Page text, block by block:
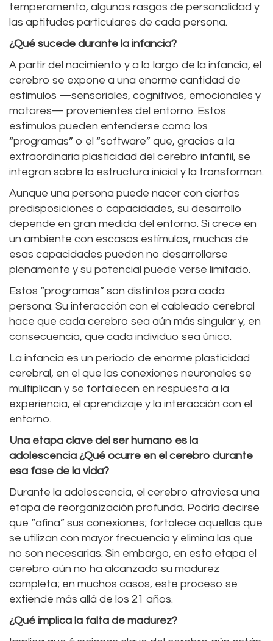
temperamento, algunos rasgos de personalidad y
las aptitudes particulares de cada persona.
¿Qué sucede durante la infancia?
A partir del nacimiento y a lo largo de la infancia, el
cerebro se expone a una enorme cantidad de
estímulos —sensoriales, cognitivos, emocionales y
motores— provenientes del entorno. Estos
estímulos pueden entenderse como los
“programas” o el “software” que, gracias a la
extraordinaria plasticidad del cerebro infantil, se
integran sobre la estructura inicial y la transforman.
Aunque una persona puede nacer con ciertas
predisposiciones o capacidades, su desarrollo
depende en gran medida del entorno. Si crece en
un ambiente con escasos estímulos, muchas de
esas capacidades pueden no desarrollarse
plenamente y su potencial puede verse limitado.
Estos “programas” son distintos para cada
persona. Su interacción con el cableado cerebral
hace que cada cerebro sea aún más singular y, en
consecuencia, que cada individuo sea único.
La infancia es un periodo de enorme plasticidad
cerebral, en el que las conexiones neuronales se
multiplican y se fortalecen en respuesta a la
experiencia, el aprendizaje y la interacción con el
entorno.
Una etapa clave del ser humano es la
adolescencia ¿Qué ocurre en el cerebro durante
esa fase de la vida?
Durante la adolescencia, el cerebro atraviesa una
etapa de reorganización profunda. Podría decirse
que “afina” sus conexiones; fortalece aquellas que
se utilizan con mayor frecuencia y elimina las que
no son necesarias. Sin embargo, en esta etapa el
cerebro aún no ha alcanzado su madurez
completa; en muchos casos, este proceso se
extiende más allá de los 21 años.
¿Qué implica la falta de madurez?